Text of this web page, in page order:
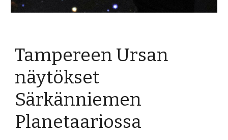
Tampereen Ursan
näytökset
Särkänniemen
Planetaariossa